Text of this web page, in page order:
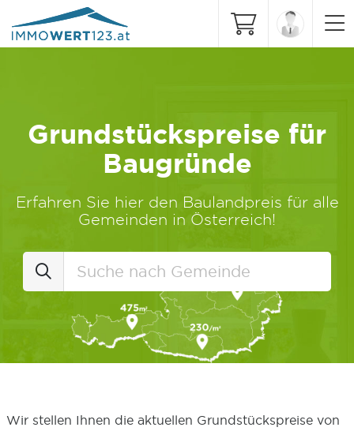
Grundstückspreise für
Baugründe
Erfahren Sie hier den Baulandpreis für alle
Gemeinden in Österreich!
Wir stellen Ihnen die aktuellen Grundstückspreise von